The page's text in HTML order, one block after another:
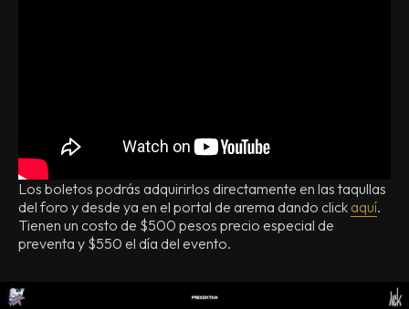
Los boletos podrás adquirirlos directamente en las taqullas
del foro y desde ya en el portal de arema dando click aquí.
Tienen un costo de $500 pesos precio especial de
preventa y $550 el día del evento.